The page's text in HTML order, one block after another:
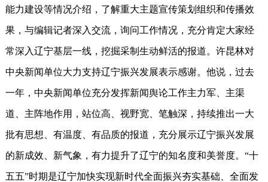
能力建设等情况介绍，了解重大主题宣传策划组织和传播效
果，与编辑记者深入交流，询问工作情况，充分肯定大家经
常深入辽宁基层一线，挖掘采制生动鲜活的报道。许昆林对
中央新闻单位大力支持辽宁振兴发展表示感谢。他说，过去
一年，中央新闻单位充分发挥新闻舆论工作主力军、主渠
道、主阵地作用，站位高、视野宽、笔触深，持续推出一大
批有思想、有温度、有品质的报道，充分展示辽宁振兴发展
的新成效、新气象，有力提升了辽宁的知名度和美誉度。“十
五五”时期是辽宁加快实现新时代全面振兴夯实基础、全面发